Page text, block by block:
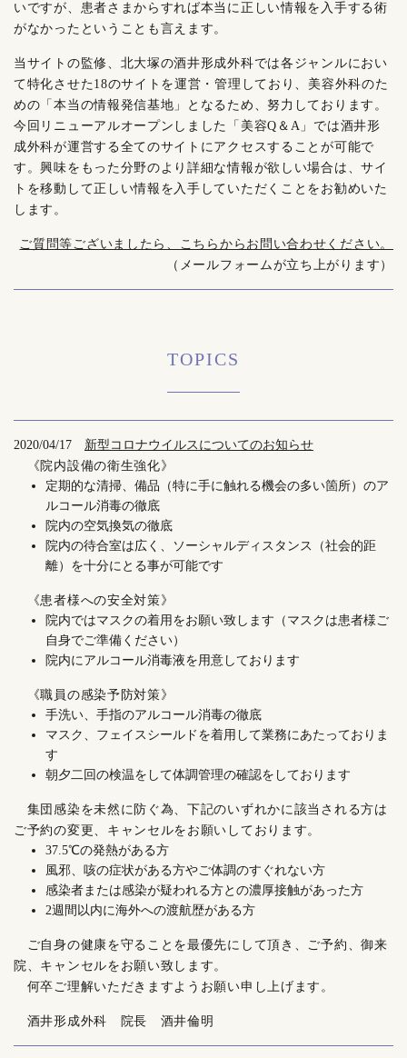
いですが、患者さまからすれば本当に正しい情報を入手する術
がなかったということも言えます。
当サイトの監修、北大塚の酒井形成外科では各ジャンルにおい
て特化させた18のサイトを運営・管理しており、美容外科のた
めの「本当の情報発信基地」となるため、努力しております。
今回リニューアルオープンしました「美容Q＆A」では酒井形
成外科が運営する全てのサイトにアクセスすることが可能で
す。興味をもった分野のより詳細な情報が欲しい場合は、サイ
トを移動して正しい情報を入手していただくことをお勧めいた
します。
ご質問等ございましたら、こちらからお問い合わせください。
（メールフォームが立ち上がります）
TOPICS
2020/04/17
新型コロナウイルスについてのお知らせ
《院内設備の衛生強化》
定期的な清掃、備品（特に手に触れる機会の多い箇所）のア
ルコール消毒の徹底
院内の空気換気の徹底
院内の待合室は広く、ソーシャルディスタンス（社会的距
離）を十分にとる事が可能です
《患者様への安全対策》
院内ではマスクの着用をお願い致します（マスクは患者様ご
自身でご準備ください）
院内にアルコール消毒液を用意しております
《職員の感染予防対策》
手洗い、手指のアルコール消毒の徹底
マスク、フェイスシールドを着用して業務にあたっておりま
す
朝夕二回の検温をして体調管理の確認をしております
集団感染を未然に防ぐ為、下記のいずれかに該当される方は
ご予約の変更、キャンセルをお願いしております。
37.5℃の発熱がある方
風邪、咳の症状がある方やご体調のすぐれない方
感染者または感染が疑われる方との濃厚接触があった方
2週間以内に海外への渡航歴がある方
ご自身の健康を守ることを最優先にして頂き、ご予約、御来
院、キャンセルをお願い致します。
何卒ご理解いただきますようお願い申し上げます。
酒井形成外科 院長 酒井倫明